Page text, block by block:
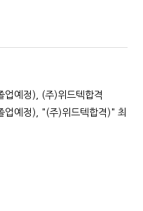
예정), (주)위드텍합격
업예정), "(주)위드텍합격)" 최